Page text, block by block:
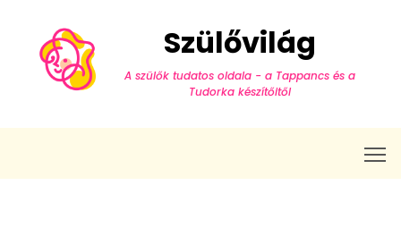
Szülővilág
A szülők tudatos oldala - a Tappancs és a
Tudorka készítőitől